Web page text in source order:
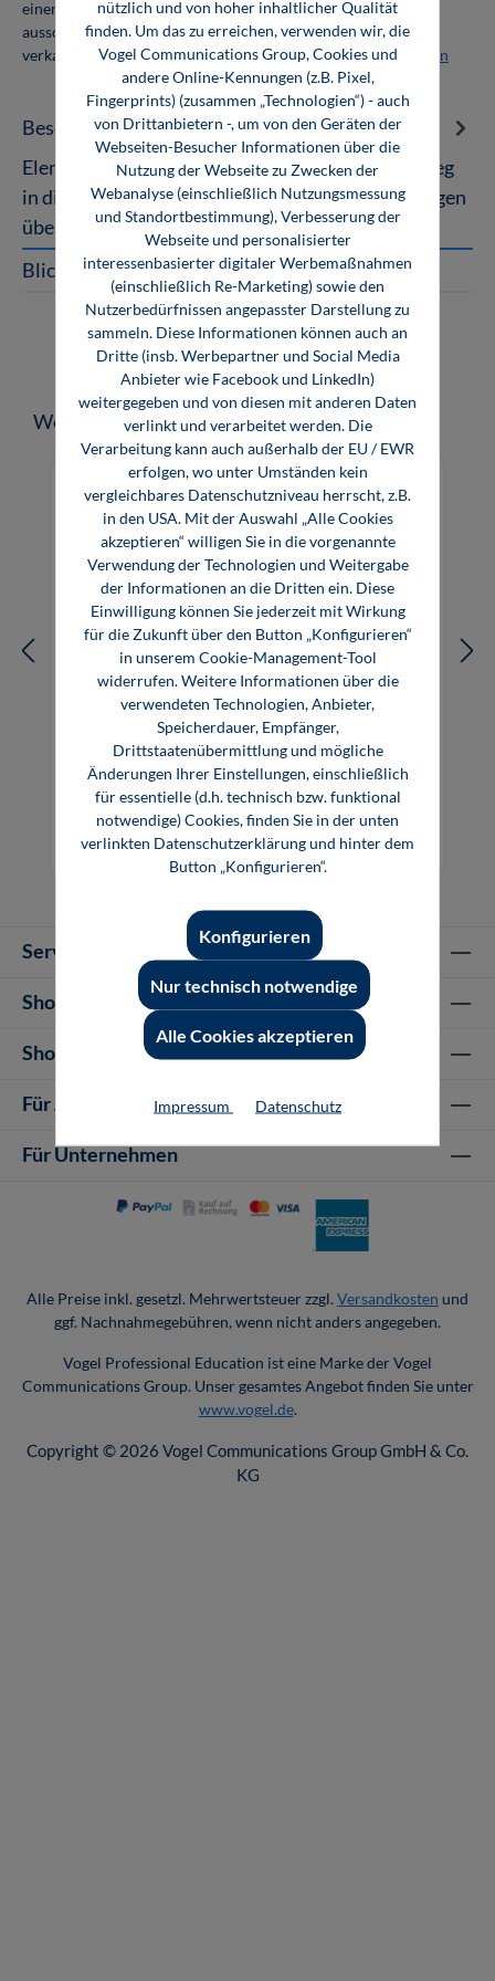
einer Abnahmemenge von 10 Exemplaren. Die Bücher dürfen
ausschließlich für den Eigenbedarf genutzt und nicht weiter
verkauft werden. Weitere Informationen unterFirmenlizenzen
Beschreibung
Elementare Elektronik Das Fachbuch zum Einstieg
in die Elektronik und Elektrotechnik mit Grundlagen
über die Elektrizität s…Mehr
Blick ins Buch
Produktgalerie überspringen
Weitere Medien zum Thema
Elektronik 1: Elektrotechnische
Grundlagen
29,80 €* 29,80 €*
E-Book (PDF)
Service-Hotline
Shop Informationen
Shop-Service
Für Autor-/innen
Für Unternehmen
Alle Preise inkl. gesetzl. Mehrwertsteuer zzgl. Versandkosten und
ggf. Nachnahmegebühren, wenn nicht anders angegeben.
Vogel Professional Education ist eine Marke der Vogel
Communications Group. Unser gesamtes Angebot finden Sie unter
www.vogel.de.
Copyright © 2026 Vogel Communications Group GmbH & Co.
KG
nützlich und von hoher inhaltlicher Qualität
finden. Um das zu erreichen, verwenden wir, die
Vogel Communications Group, Cookies und
andere Online-Kennungen (z.B. Pixel,
Fingerprints) (zusammen „Technologien“) - auch
von Drittanbietern -, um von den Geräten der
Webseiten-Besucher Informationen über die
Nutzung der Webseite zu Zwecken der
Webanalyse (einschließlich Nutzungsmessung
und Standortbestimmung), Verbesserung der
Webseite und personalisierter
interessenbasierter digitaler Werbemaßnahmen
(einschließlich Re-Marketing) sowie den
Nutzerbedürfnissen angepasster Darstellung zu
sammeln. Diese Informationen können auch an
Dritte (insb. Werbepartner und Social Media
Anbieter wie Facebook und LinkedIn)
weitergegeben und von diesen mit anderen Daten
verlinkt und verarbeitet werden. Die
Verarbeitung kann auch außerhalb der EU / EWR
erfolgen, wo unter Umständen kein
vergleichbares Datenschutzniveau herrscht, z.B.
in den USA. Mit der Auswahl „Alle Cookies
akzeptieren“ willigen Sie in die vorgenannte
Verwendung der Technologien und Weitergabe
der Informationen an die Dritten ein. Diese
Einwilligung können Sie jederzeit mit Wirkung
für die Zukunft über den Button „Konfigurieren“
in unserem Cookie-Management-Tool
widerrufen. Weitere Informationen über die
verwendeten Technologien, Anbieter,
Speicherdauer, Empfänger,
Drittstaatenübermittlung und mögliche
Änderungen Ihrer Einstellungen, einschließlich
für essentielle (d.h. technisch bzw. funktional
notwendige) Cookies, finden Sie in der unten
verlinkten Datenschutzerklärung und hinter dem
Button „Konfigurieren“.
Nur technisch notwendige
Konfigurieren
Alle Cookies akzeptieren
Impressum Datenschutz